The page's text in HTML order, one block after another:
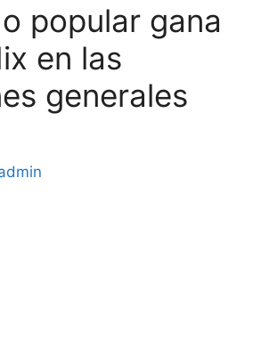
popular gana
en las
generales